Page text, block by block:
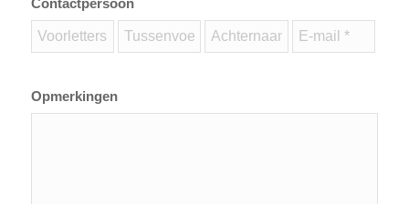
Contactpersoon
Opmerkingen